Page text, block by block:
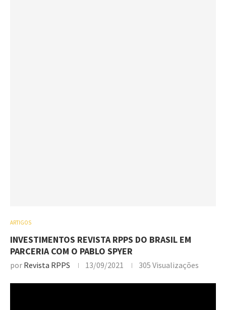
ARTIGOS
INVESTIMENTOS REVISTA RPPS DO BRASIL EM
PARCERIA COM O PABLO SPYER
por Revista RPPS 13/09/2021 305 Visualizações